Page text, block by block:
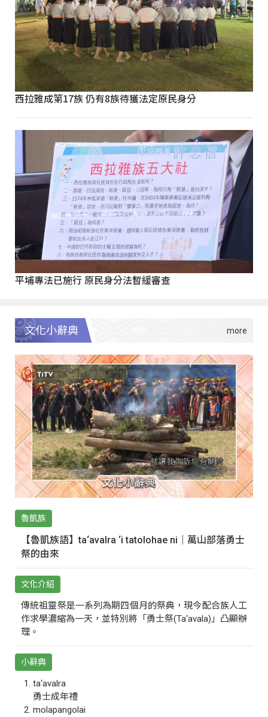
西拉雅成第17族 仍有8族待獲法定原民身分
平埔專法已施行 原民身分法暫緩審查
文化小辭典
魯凱族
【魯凱族語】ta‘avalra ‘i tatolohae ni｜萬山部落勇士
祭的由來
文化介紹
傳統祖靈祭是一系列為期四個月的祭典，現今配合族人工
作求學濃縮為一天，並特別將「勇士祭(Ta‘avala)」凸顯辦
理。
小辭典
ta‘avalra
勇士成年禮
molapangolai